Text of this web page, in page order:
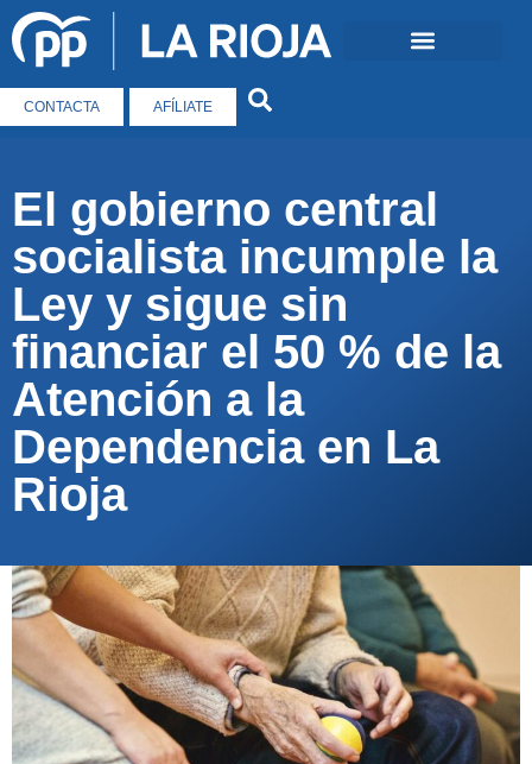
CONTACTA AFÍLIATE
El gobierno central
socialista incumple la
Ley y sigue sin
financiar el 50 % de la
Atención a la
Dependencia en La
Rioja